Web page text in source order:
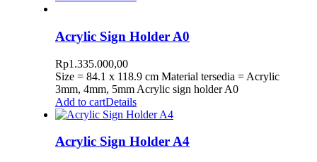
Acrylic Sign Holder A0
Rp1.335.000,00
Size = 84.1 x 118.9 cm Material tersedia = Acrylic
3mm, 4mm, 5mm Acrylic sign holder A0
Add to cartDetails
Acrylic Sign Holder A4